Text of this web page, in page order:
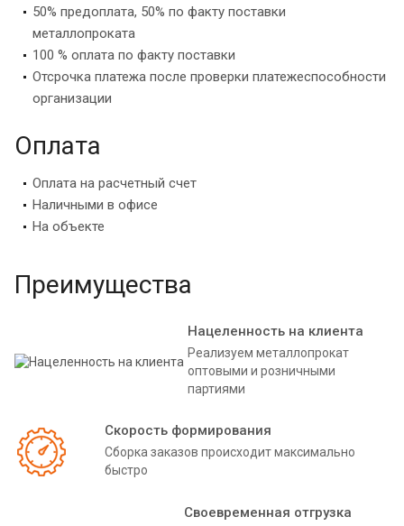
50% предоплата, 50% по факту поставки
металлопроката
100 % оплата по факту поставки
Отсрочка платежа после проверки платежеспособности
организации
Оплата
Оплата на расчетный счет
Наличными в офисе
На объекте
Преимущества
Нацеленность на клиента
Реализуем металлопрокат
оптовыми и розничными
партиями
Скорость формирования
Сборка заказов происходит максимально
быстро
Своевременная отгрузка